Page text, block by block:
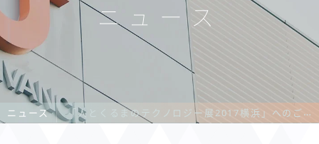
ニュース
ニュース 「人とくるまのテクノロジー展2017横浜」へのご来場ありがとうございました